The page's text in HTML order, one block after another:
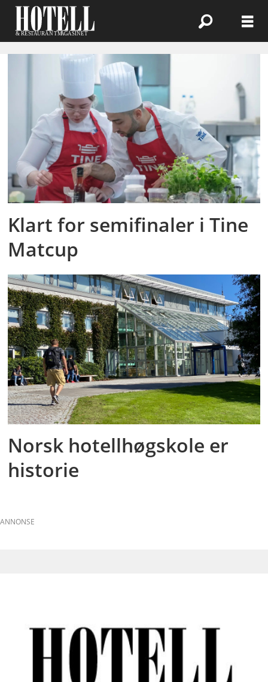
Emne:
utdannelse
Klart for semifinaler i Tine
Matcup
Norsk hotellhøgskole er
historie
ANNONSE